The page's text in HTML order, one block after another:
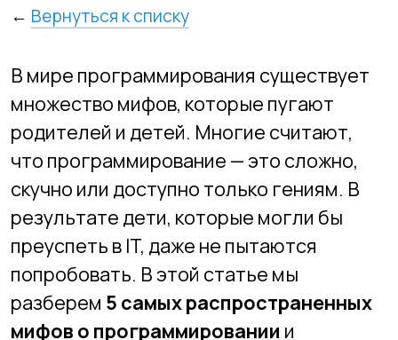
множество мифов, которые пугают
что программирование — это сложно,
скучно или доступно только гениям. В
результате дети, которые могли бы
преуспеть в IT, даже не пытаются
попробовать. В этой статье мы
разберем5 самых распространенных
мифов о программированиии
объясним, почему они не соответствуют
действительности.
Миф 1: «Программирование — это
только для гениев»